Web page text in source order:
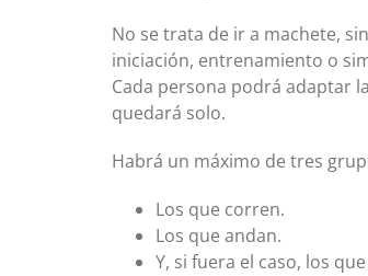
No se trata de ir a machete,
iniciación, entrenamiento o
Cada persona podrá adaptar
quedará solo.
Habrá un máximo de tres
Los que corren.
Los que andan.
Y, si fuera el caso, los